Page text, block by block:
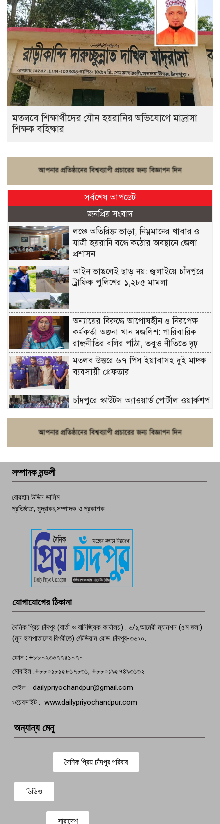
মতলবে শিক্ষার্থীদের যৌন হয়রানির অভিযোগে মাদ্রাসা
শিক্ষক বহিষ্কার
সর্বশেষ আপডেট
জনপ্রিয় সংবাদ
লঞ্চে অতিরিক্ত ভাড়া, নিম্নমানের খাবার ও
যাত্রী হয়রানি বন্ধে কঠোর অবস্থানে জেলা
প্রশাসন
আইন ভাঙলেই ছাড় নয়: জুলাইয়ে চাঁদপুরে
ট্রাফিক পুলিশের ১,২৮৫ মামলা
অন্যায়ের বিরুদ্ধে আপোষহীন ও নিরপেক্ষ
কর্মকর্তা অঞ্জনা খান মজলিশ: পারিবারিক
রাজনীতির বলির পাঁঠা, তবুও নীতিতে দৃঢ়
মতলব উত্তরে ৬৭ পিস ইয়াবাসহ দুই মাদক
ব্যবসায়ী গ্রেফতার
চাঁদপুরে স্কাউটস অ্যাওয়ার্ড পোর্টাল ওয়ার্কশপ
পচা দুর্গন্ধে ৯৯৯-এ ফোন, ফরিদগঞ্জে
তরুণের অর্ধগলিত লাশ উদ্ধার
সম্পাদক মন্ডলী
বোরহান উদ্দিন ডালিম
প্রতিষ্ঠাতা, মুদ্রাকর,সম্পাদক ও প্রকাশক
যোগাযোগের ঠিকানা
দৈনিক প্রিয় চাঁদপুর (বার্তা ও বানিজ্যিক কার্যালয়) : ৬/১,আমেরী ম্যানশন (৫ম তলা)
(মুন হাসপাতালের বিপরীতে) স্টেডিয়াম রোড, চাঁদপুর-৩৬০০.
ফোন : +৮৮০২৩৩৭৭৪১০৭০
মোবাইল :+৮৮০১৮১৫৮১৭৮৩১, +৮৮০১৯৫৭৪৯৩১৩২
মেইল : dailypriyochandpur@gmail.com
ওয়েবসাইট : www.dailypriyochandpur.com
অন্যান্য মেনু
দৈনিক প্রিয় চাঁদপুর পরিবার
ভিডিও
সারাদেশ